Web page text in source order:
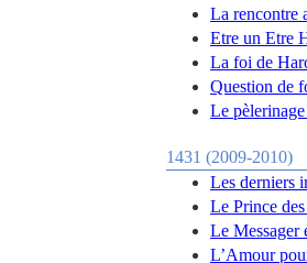
La rencontre
Etre un Etre
La foi de
Question de
Le
1431 (2009-2010)
Les derniers
Le Prince
Le Messager
L’Amour